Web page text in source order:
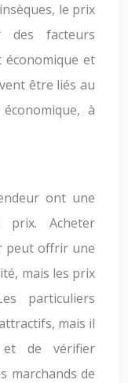
le prix
des facteurs
économique et
être liés au
à
ont une
prix. Acheter
peut offrir une
mais les prix
particuliers
mais il
et de vérifier
marchands de